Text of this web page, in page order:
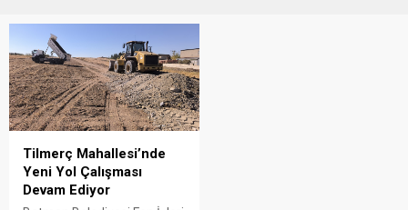
Tilmerç Mahallesi’nde
Yeni Yol Çalışması
Devam Ediyor